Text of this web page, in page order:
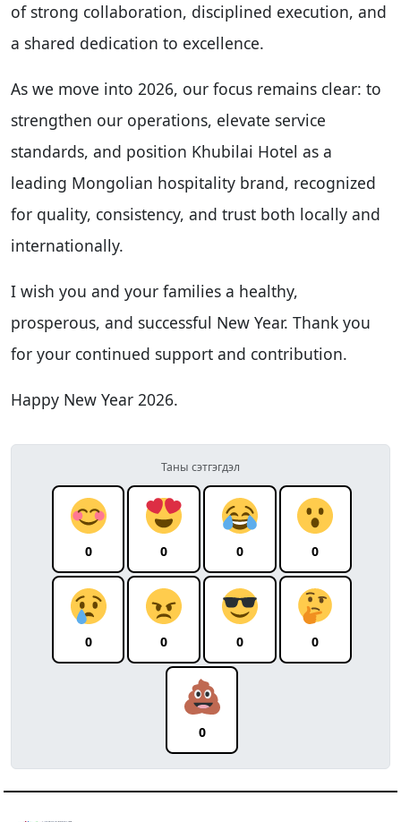
of strong collaboration, disciplined execution, and
a shared dedication to excellence.
As we move into 2026, our focus remains clear: to
strengthen our operations, elevate service
standards, and position Khubilai Hotel as a
leading Mongolian hospitality brand, recognized
for quality, consistency, and trust both locally and
internationally.
I wish you and your families a healthy,
prosperous, and successful New Year. Thank you
for your continued support and contribution.
Happy New Year 2026.
Таны сэтгэгдэл
0 0 0 0
0 0 0 0
0